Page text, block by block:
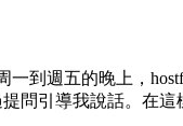
到週五的晚上，
問引導我說話。在